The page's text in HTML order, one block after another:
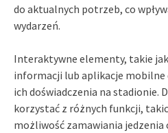
do aktualnych potrzeb, co
wydarzeń.
Interaktywne elementy, takie
informacji lub aplikacje mobilne
ich doświadczenia na stadionie.
korzystać z różnych funkcji,
możliwość zamawiania jedzenia